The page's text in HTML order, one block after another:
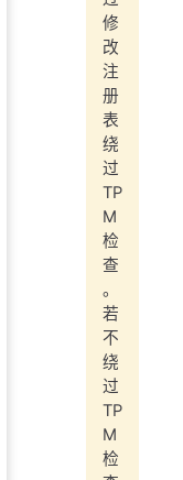
修
改
注
册
表
绕
过
TP
M
检
查
。
若
不
绕
过
TP
M
检